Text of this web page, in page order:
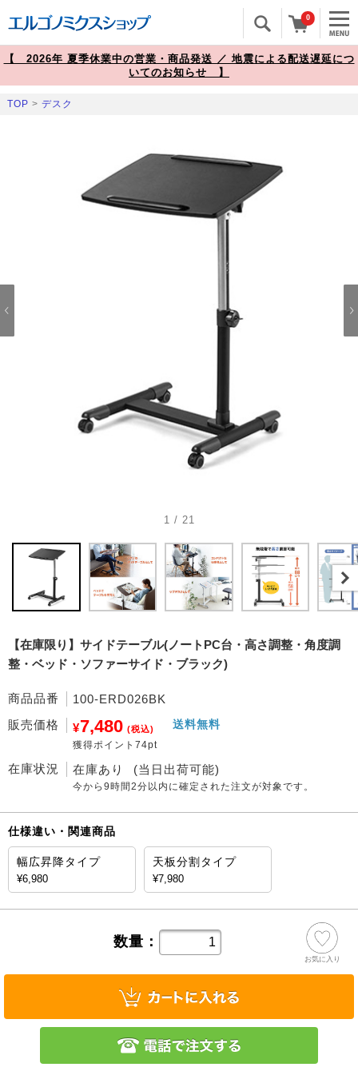
0
【 2026年 夏季休業中の営業・商品発送 ／ 地震による配送遅延につ
いてのお知らせ 】
TOP > デスク
1 / 21
【在庫限り】サイドテーブル(ノートPC台・高さ調整・角度調
整・ベッド・ソファーサイド・ブラック)
商品品番
100-ERD026BK
販売価格
¥7,480 (税込)
獲得ポイント74pt
送料無料
在庫状況 在庫あり (当日出荷可能)
今から9時間2分 以内に確定された注文が対象です。
仕様違い・関連商品
幅広昇降タイプ
¥6,980
天板分割タイプ
¥7,980
数量：
お気に入り